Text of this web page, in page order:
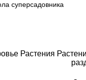
суперсадовника
Растения